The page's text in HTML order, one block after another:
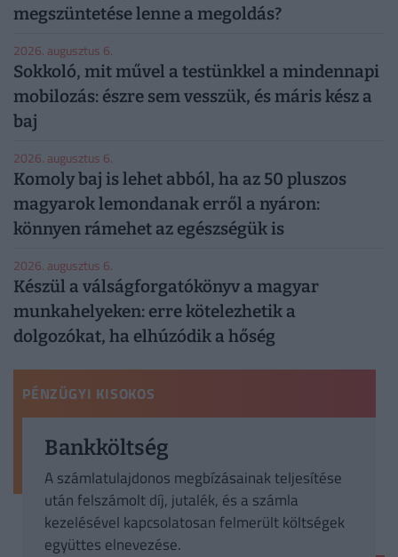
megszüntetése lenne a megoldás?
2026. augusztus 6.
Sokkoló, mit művel a testünkkel a mindennapi
mobilozás: észre sem vesszük, és máris kész a
baj
2026. augusztus 6.
Komoly baj is lehet abból, ha az 50 pluszos
magyarok lemondanak erről a nyáron:
könnyen rámehet az egészségük is
2026. augusztus 6.
Készül a válságforgatókönyv a magyar
munkahelyeken: erre kötelezhetik a
dolgozókat, ha elhúzódik a hőség
PÉNZÜGYI KISOKOS
Bankköltség
A számlatulajdonos megbízásainak teljesítése
után felszámolt díj, jutalék, és a számla
kezelésével kapcsolatosan felmerült költségek
együttes elnevezése.